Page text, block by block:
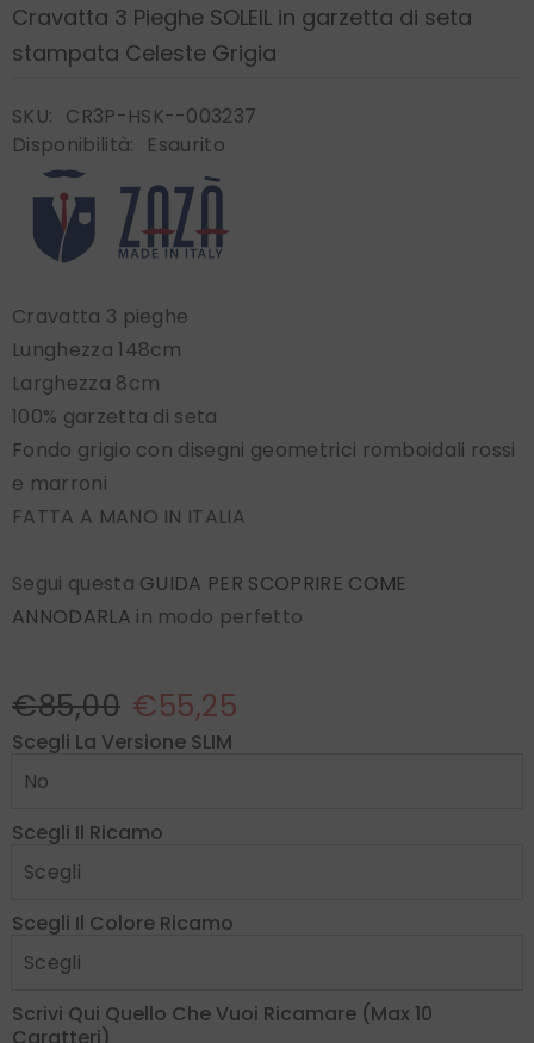
Cravatta 3 Pieghe SOLEIL in garzetta di seta
stampata Celeste Grigia
SKU: CR3P-HSK--003237
Disponibilità:
Esaurito
Cravatta 3 pieghe
Lunghezza 148cm
Larghezza 8cm
100% garzetta di seta
Fondo grigio con disegni geometrici romboidali rossi
e marroni
FATTA A MANO IN ITALIA
Segui questa GUIDA PER SCOPRIRE COME
ANNODARLA in modo perfetto
€85,00 €55,25
Scegli La Versione SLIM
Scegli Il Ricamo
Scegli Il Colore Ricamo
Scrivi Qui Quello Che Vuoi Ricamare (max 10